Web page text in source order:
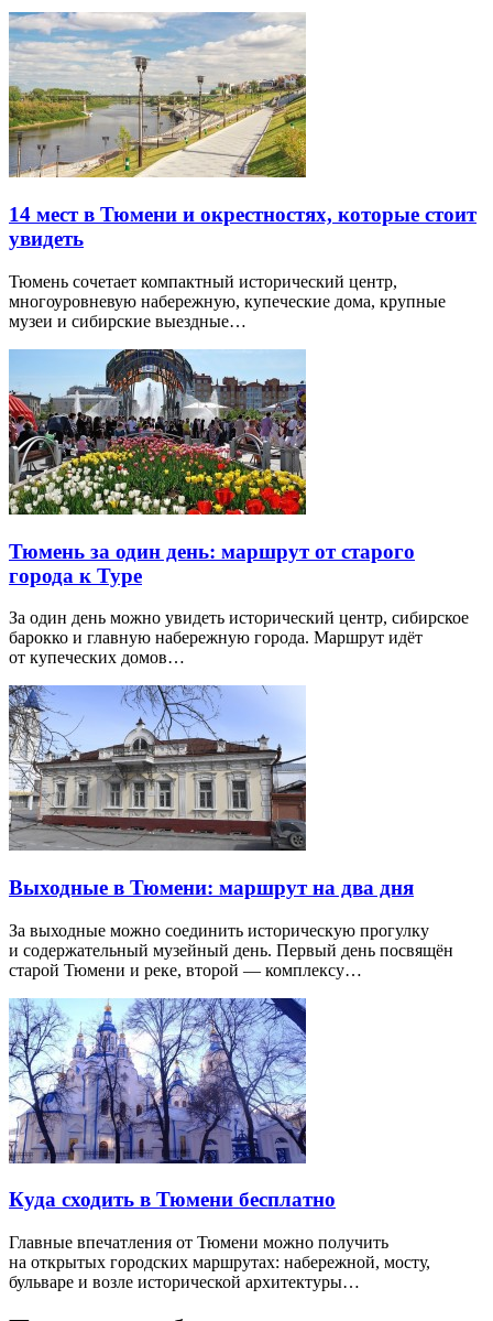
14 мест в Тюмени и окрестностях, которые стоит
увидеть
Тюмень сочетает компактный исторический центр,
многоуровневую набережную, купеческие дома, крупные
музеи и сибирские выездные…
Тюмень за один день: маршрут от старого
города к Туре
За один день можно увидеть исторический центр, сибирское
барокко и главную набережную города. Маршрут идёт
от купеческих домов…
Выходные в Тюмени: маршрут на два дня
За выходные можно соединить историческую прогулку
и содержательный музейный день. Первый день посвящён
старой Тюмени и реке, второй — комплексу…
Куда сходить в Тюмени бесплатно
Главные впечатления от Тюмени можно получить
на открытых городских маршрутах: набережной, мосту,
бульваре и возле исторической архитектуры…